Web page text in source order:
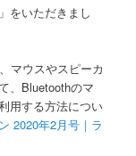
」をいただきまし
マウスやスピーカ
、Bluetoothのマ
用する方法につい
2020年2月号｜ラ